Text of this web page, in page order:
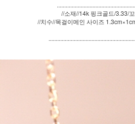
//소재//14k 핑크골드/3.33/
//치수//목걸이메인 사이즈